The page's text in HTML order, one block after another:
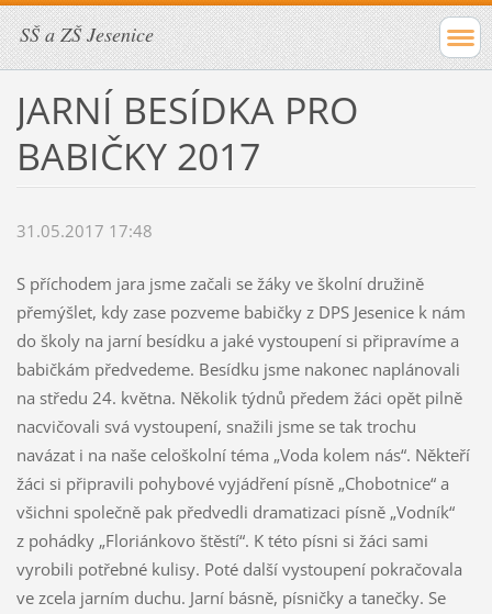
SŠ a ZŠ Jesenice
JARNÍ BESÍDKA PRO
BABIČKY 2017
31.05.2017 17:48
S příchodem jara jsme začali se žáky ve školní družině
přemýšlet, kdy zase pozveme babičky z DPS Jesenice k nám
do školy na jarní besídku a jaké vystoupení si připravíme a
babičkám předvedeme. Besídku jsme nakonec naplánovali
na středu 24. května. Několik týdnů předem žáci opět pilně
nacvičovali svá vystoupení, snažili jsme se tak trochu
navázat i na naše celoškolní téma „Voda kolem nás“. Někteří
žáci si připravili pohybové vyjádření písně „Chobotnice“ a
všichni společně pak předvedli dramatizaci písně „Vodník“
z pohádky „Floriánkovo štěstí“. K této písni si žáci sami
vyrobili potřebné kulisy. Poté další vystoupení pokračovala
ve zcela jarním duchu. Jarní básně, písničky a tanečky. Se